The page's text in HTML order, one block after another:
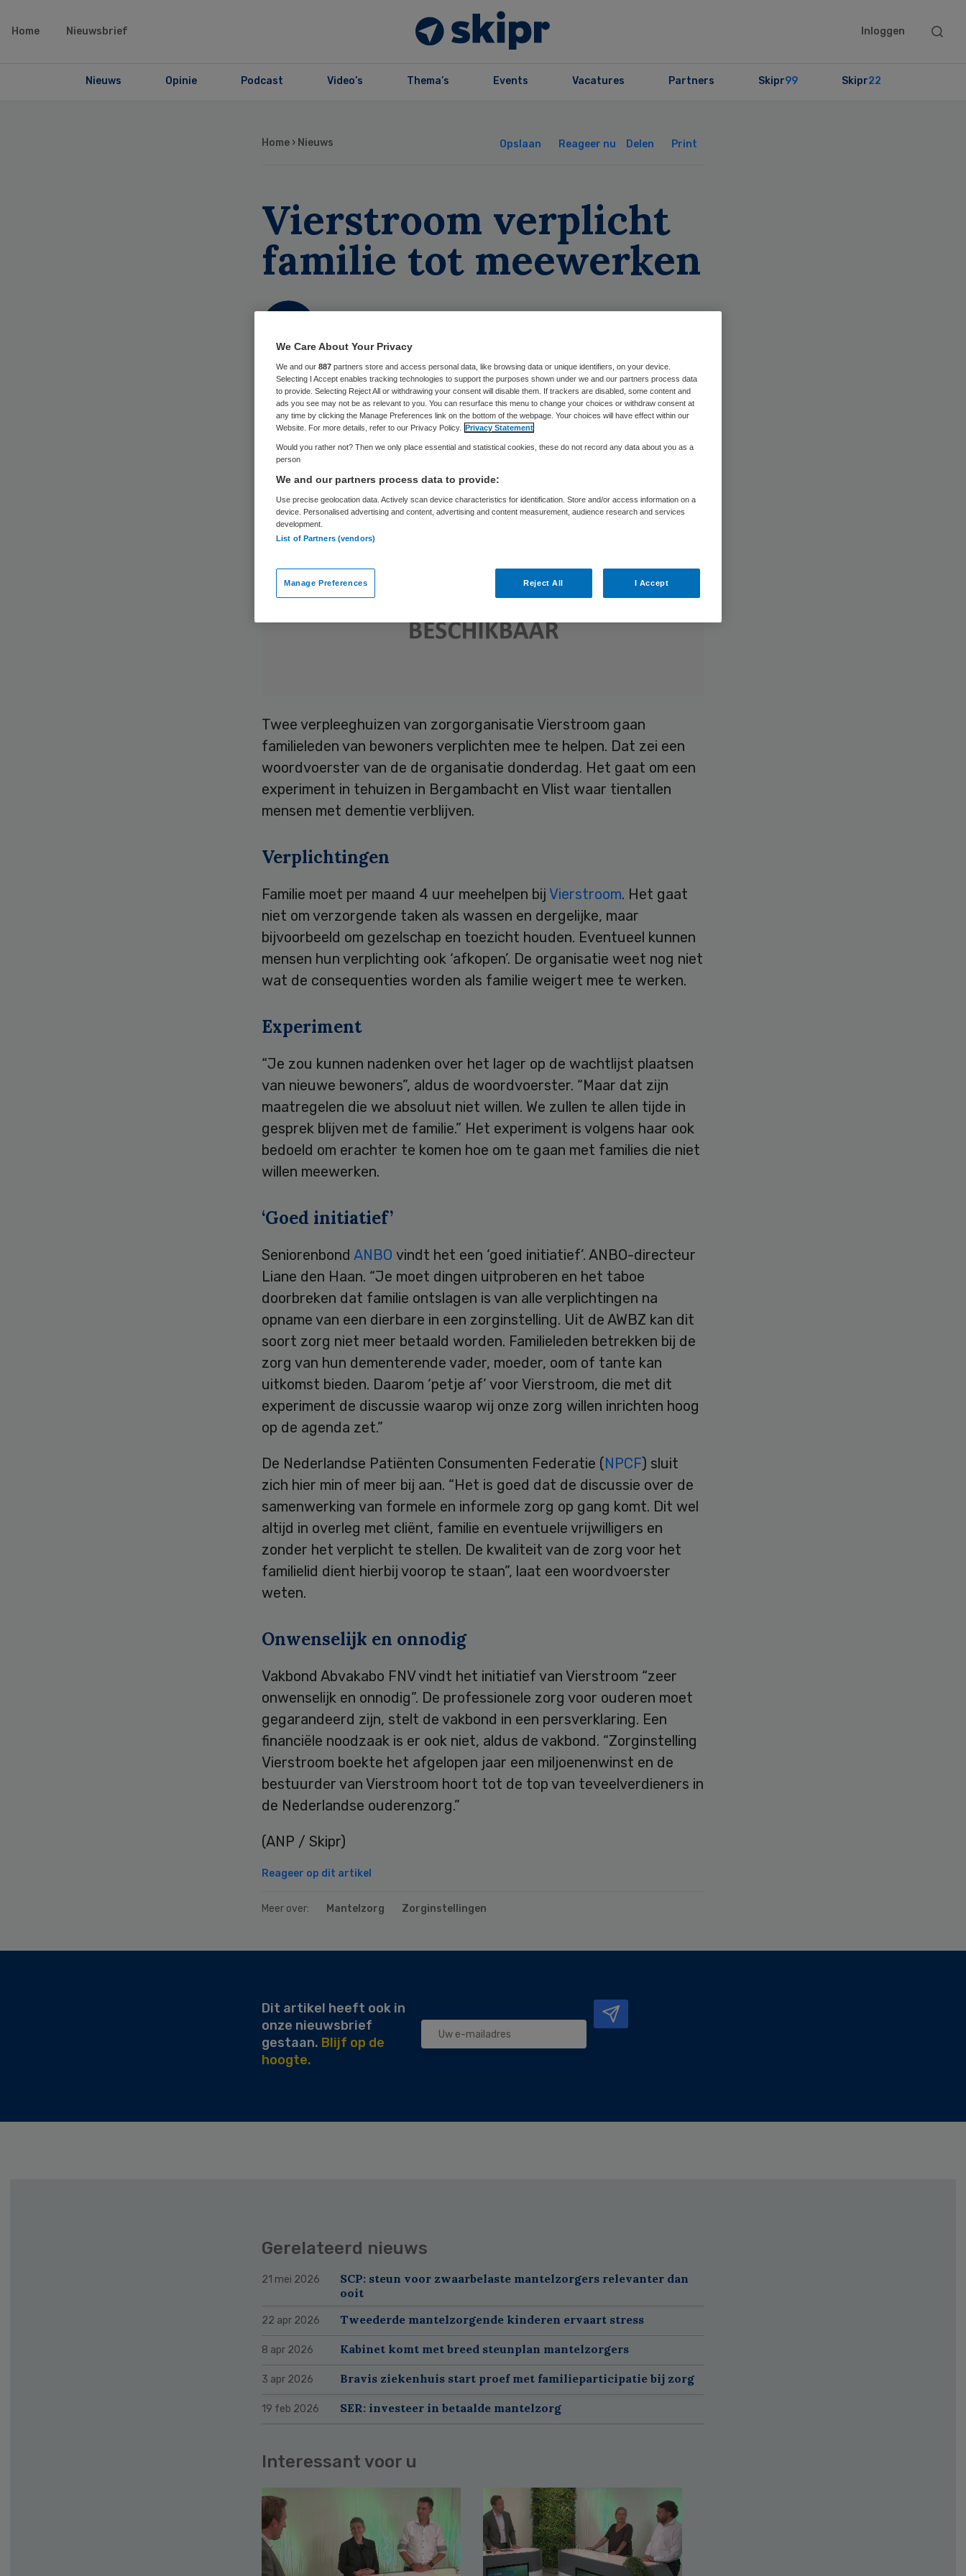
Home Nieuwsbrief Inloggen
Search
Nieuws Opinie Podcast Video’s Thema’s Events Vacatures Partners Skipr99 Skipr22
Home › Nieuws Opslaan Reageer nu Delen Print
Vierstroom verplicht
familie tot meewerken
Twee verpleeghuizen van zorgorganisatie Vierstroom gaan
familieleden van bewoners verplichten mee te helpen. Dat zei een
woordvoerster van de de organisatie donderdag. Het gaat om een
experiment in tehuizen in Bergambacht en Vlist waar tientallen
mensen met dementie verblijven.
Verplichtingen
Familie moet per maand 4 uur meehelpen bij Vierstroom. Het gaat
niet om verzorgende taken als wassen en dergelijke, maar
bijvoorbeeld om gezelschap en toezicht houden. Eventueel kunnen
mensen hun verplichting ook ‘afkopen’. De organisatie weet nog niet
wat de consequenties worden als familie weigert mee te werken.
Experiment
“Je zou kunnen nadenken over het lager op de wachtlijst plaatsen
van nieuwe bewoners”, aldus de woordvoerster. “Maar dat zijn
maatregelen die we absoluut niet willen. We zullen te allen tijde in
gesprek blijven met de familie.” Het experiment is volgens haar ook
bedoeld om erachter te komen hoe om te gaan met families die niet
willen meewerken.
‘Goed initiatief’
Seniorenbond ANBO vindt het een ‘goed initiatief’. ANBO-directeur
Liane den Haan. “Je moet dingen uitproberen en het taboe
doorbreken dat familie ontslagen is van alle verplichtingen na
opname van een dierbare in een zorginstelling. Uit de AWBZ kan dit
soort zorg niet meer betaald worden. Familieleden betrekken bij de
zorg van hun dementerende vader, moeder, oom of tante kan
uitkomst bieden. Daarom ‘petje af’ voor Vierstroom, die met dit
experiment de discussie waarop wij onze zorg willen inrichten hoog
op de agenda zet.”
De Nederlandse Patiënten Consumenten Federatie (NPCF) sluit
zich hier min of meer bij aan. “Het is goed dat de discussie over de
samenwerking van formele en informele zorg op gang komt. Dit wel
altijd in overleg met cliënt, familie en eventuele vrijwilligers en
zonder het verplicht te stellen. De kwaliteit van de zorg voor het
familielid dient hierbij voorop te staan”, laat een woordvoerster
weten.
Onwenselijk en onnodig
Vakbond Abvakabo FNV vindt het initiatief van Vierstroom “zeer
onwenselijk en onnodig”. De professionele zorg voor ouderen moet
gegarandeerd zijn, stelt de vakbond in een persverklaring. Een
financiële noodzaak is er ook niet, aldus de vakbond. “Zorginstelling
Vierstroom boekte het afgelopen jaar een miljoenenwinst en de
bestuurder van Vierstroom hoort tot de top van teveelverdieners in
de Nederlandse ouderenzorg.”
(ANP / Skipr)
Reageer op dit artikel
Meer over: Mantelzorg Zorginstellingen
Secondary
Dit artikel heeft ook in
onze nieuwsbrief
gestaan. Blijf op de
hoogte.
Gerelateerd nieuws
21 mei 2026
SCP: steun voor zwaarbelaste mantelzorgers relevanter dan
ooit
22 apr 2026 Tweederde mantelzorgende kinderen ervaart stress
8 apr 2026 Kabinet komt met breed steunplan mantelzorgers
3 apr 2026 Bravis ziekenhuis start proef met familieparticipatie bij zorg
19 feb 2026 SER: investeer in betaalde mantelzorg
Interessant voor u
We Care About Your Privacy
We and our 887 partners store and access personal data, like browsing data or unique identifiers, on your device.
Selecting I Accept enables tracking technologies to support the purposes shown under we and our partners process data
to provide. Selecting Reject All or withdrawing your consent will disable them. If trackers are disabled, some content and
ads you see may not be as relevant to you. You can resurface this menu to change your choices or withdraw consent at
any time by clicking the Manage Preferences link on the bottom of the webpage. Your choices will have effect within our
Website. For more details, refer to our Privacy Policy. Privacy Statement
Would you rather not? Then we only place essential and statistical cookies, these do not record any data about you as a
person
We and our partners process data to provide:
Use precise geolocation data. Actively scan device characteristics for identification. Store and/or access information on a
device. Personalised advertising and content, advertising and content measurement, audience research and services
development.
List of Partners (vendors)
Manage Preferences Reject All I Accept